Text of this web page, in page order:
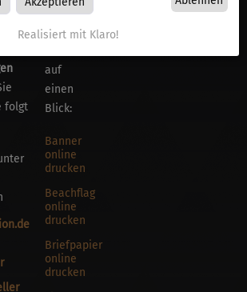
bei
folgt
Sie die
beliebtesten
auf
einen
Blick:
Banner
online
drucken
Beachflag
online
drucken
Briefpapier
online
drucken
Realisiert mit Klaro!